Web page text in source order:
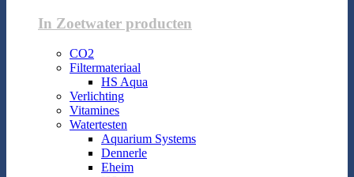
In Zoetwater producten
CO2
Filtermateriaal
HS Aqua
Verlichting
Vitamines
Watertesten
Aquarium Systems
Dennerle
Eheim